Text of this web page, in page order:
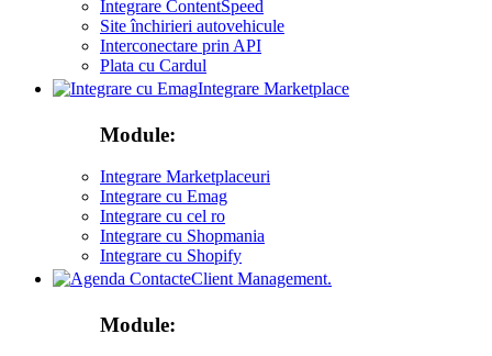
Integrare ContentSpeed
Site închirieri autovehicule
Interconectare prin API
Plata cu Cardul
Integrare Marketplace
Module:
Integrare Marketplaceuri
Integrare cu Emag
Integrare cu cel ro
Integrare cu Shopmania
Integrare cu Shopify
Client Management.
Module: